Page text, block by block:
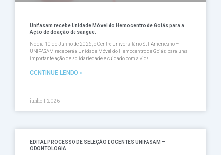
Unifasam recebe Unidade Móvel do Hemocentro de Goiás para a
Ação de doação de sangue.
No dia 10 de Junho de 2026, o Centro Universitário Sul-Americano –
UNIFASAM receberá a Unidade Móvel do Hemocentro de Goiás para uma
importante ação de solidariedade e cuidado com a vida.
CONTINUE LENDO »
junho 1, 2026
EDITAL PROCESSO DE SELEÇÃO DOCENTES UNIFASAM –
ODONTOLOGIA